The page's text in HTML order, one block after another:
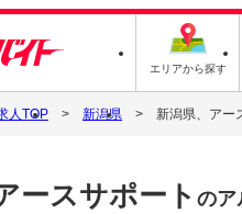
エリアから探す
人TOP 新潟県 新潟県、アー
ースサポート のア